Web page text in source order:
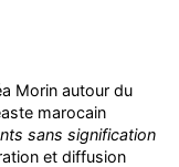
Morin autour du
marocain
sans signification
et diffusion